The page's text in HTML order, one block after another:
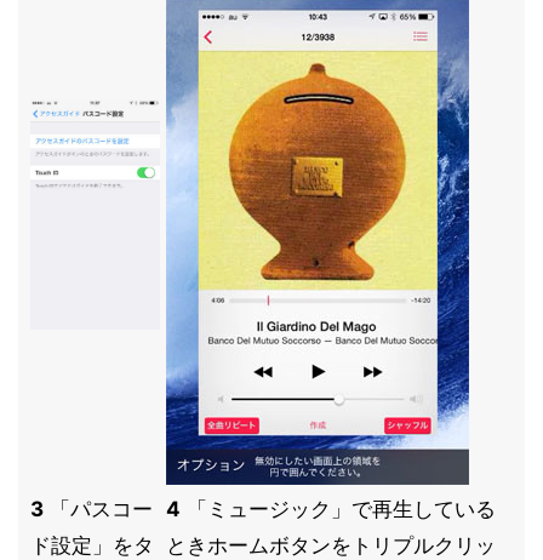
3 「パスコー
ド設定」をタ
4 「ミュージック」で再生している
ときホームボタンをトリプルクリッ